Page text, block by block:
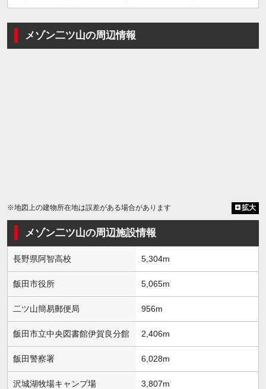
メゾン二ツ山の周辺情報
※地図上の建物所在地は誤差がある場合があります 拡大
メゾン二ツ山の周辺施設情報
長野県阿智高校 5,304m
飯田市役所 5,065m
二ツ山簡易郵便局 956m
飯田市立中央図書館伊賀良分館 2,406m
飯田警察署 6,028m
沢城湖牧場キャンプ場 3,807m